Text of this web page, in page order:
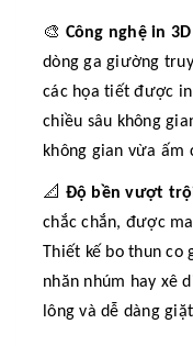
🎨 Công nghệ in
dòng ga giường
các họa tiết được
chiều sâu không
không gian vừa ấm
📐 Độ bền vượt
chắc chắn, được
Thiết kế bo thun co
nhăn nhúm hay xê
lông và dễ dàng